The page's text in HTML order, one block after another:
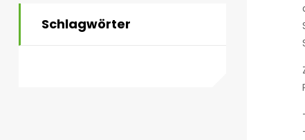
Schlagwörter